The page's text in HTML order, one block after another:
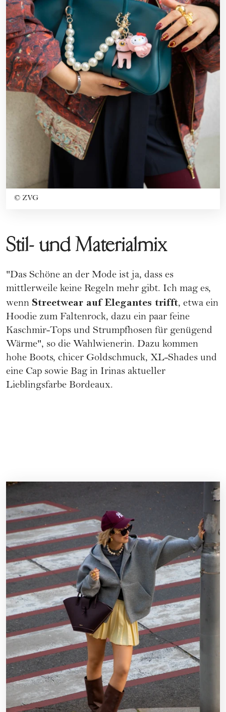
© ZVG
Stil- und Materialmix
"Das Schöne an der Mode ist ja, dass es
mittlerweile keine Regeln mehr gibt. Ich mag es,
wenn Streetwear auf Elegantes trifft, etwa ein
Hoodie zum Faltenrock, dazu ein paar feine
Kaschmir-Tops und Strumpfhosen für genügend
Wärme", so die Wahlwienerin. Dazu kommen
hohe Boots, chicer Goldschmuck, XL-Shades und
eine Cap sowie Bag in Irinas aktueller
Lieblingsfarbe Bordeaux.